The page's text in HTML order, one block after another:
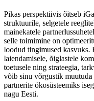
Pikas perspektiivis õitseb
struktuurile, selgetele
mainekatele
selle toimimine on
loodud tingimused
laiendamisele, õiglastele
toetusele ning strateegia,
võib sinu võrgustik muutuda
partnerite ökosüsteemiks
nagu Eesti.